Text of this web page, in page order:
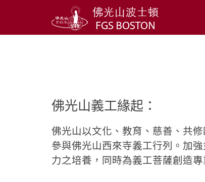
佛光山義工緣起：
佛光山以文化、教育、慈善、共
參與佛光山西來寺義工行列。加
力之培養，同時為義工菩薩創造